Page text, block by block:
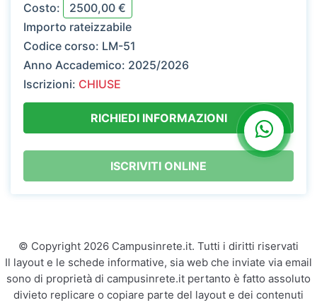
Costo:
2500,00 €
Importo rateizzabile
Codice corso: LM-51
Anno Accademico: 2025/2026
Iscrizioni: CHIUSE
RICHIEDI INFORMAZIONI
ISCRIVITI ONLINE
© Copyright 2026 Campusinrete.it. Tutti i diritti riservati
Il layout e le schede informative, sia web che inviate via email
sono di proprietà di campusinrete.it pertanto è fatto assoluto
divieto replicare o copiare parte del layout e dei contenuti